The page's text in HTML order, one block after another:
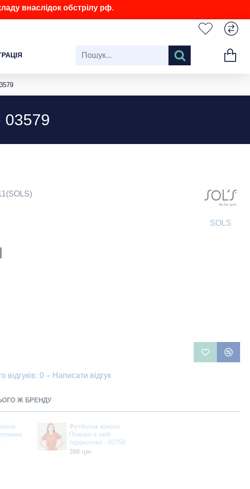
внаслідок обстрілу рф.
03579
SOLS
відгуків: 0 - Написати відгук
Ж БРЕНДУ
Футболка жіноча
Пташки в небі
теракотова - 02758
398 грн